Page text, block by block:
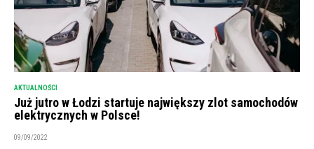
AKTUALNOŚCI
Już jutro w Łodzi startuje największy zlot samochodów
elektrycznych w Polsce!
09/09/2022